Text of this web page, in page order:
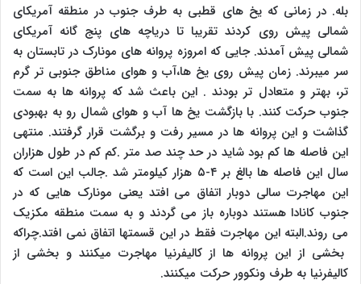
بله. در زمانی که یخ های قطبی به طرف جنوب در منطقه آمریکای
شمالی پیش روی کردند تقریبا تا دریاچه های پنج گانه آمریکای
شمالی پیش آمدند. جایی که امروزه پروانه های مونارک در تابستان به
سر میبرند. زمان پیش روی یخ ها،آب و هوای مناطق جنوبی تر گرم
تر، بهتر و متعادل تر بودند . این باعث شد که پروانه ها به سمت
جنوب حرکت کنند. با بازگشت یخ ها آب و هوای شمال رو به بهبودی
گذاشت و این پروانه ها در مسیر رفت و برگشت قرار گرفتند. منتهی
این فاصله ها کم بود شاید در حد چند صد متر .کم کم در طول هزاران
سال این فاصله ها بالغ بر ۴-۵ هزار کیلومتر شد .جالب این است که
این مهاجرت سالی دوبار اتفاق می افتد یعنی مونارک هایی که در
جنوب کانادا هستند دوباره باز می گردند و به سمت منطقه مکزیک
می روند.البته این مهاجرت فقط در این قسمتها اتفاق نمی افتد.چراکه
بخشی از این پروانه ها از کالیفرنیا مهاجرت میکنند و بخشی از
کالیفرنیا به طرف ونکوور حرکت میکنند.